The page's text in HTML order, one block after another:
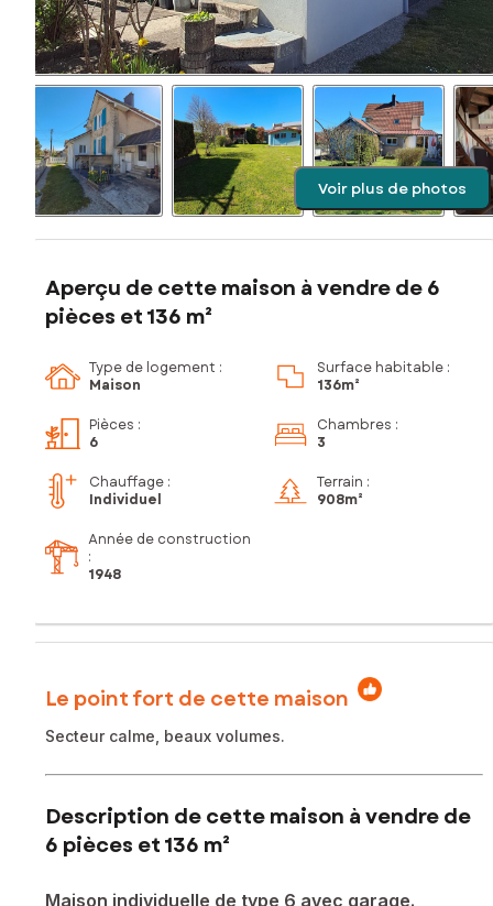
Voir plus de photos
Aperçu de cette maison à vendre de 6
pièces et 136 m²
Type de logement :
Maison
Surface habitable :
136m²
Pièces :
6
Chambres :
3
Chauffage :
Individuel
Terrain :
908m²
Année de construction
:
1948
Le point fort de cette maison
Secteur calme, beaux volumes.
Description de cette maison à vendre de
6 pièces et 136 m²
Maison individuelle de type 6 avec garage.